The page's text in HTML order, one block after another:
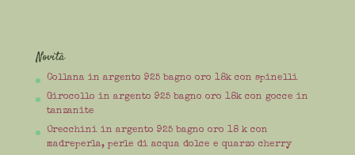
Novità
Collana in argento 925 bagno oro 18k con spinelli
Girocollo in argento 925 bagno oro 18k con gocce in
tanzanite
Orecchini in argento 925 bagno oro 18 k con
madreperla, perle di acqua dolce e quarzo cherry